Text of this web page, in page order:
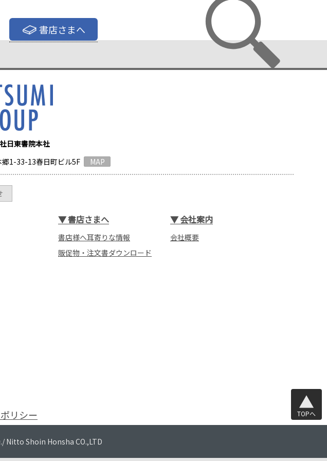
書店さまへ
日東書院本社
1-33-13春日町ビル5F
MAP
▼書店さまへ
書店様へ耳寄りな情報
販促物・注文書ダウンロード
▼会社案内
会社概要
リシー TOPへ
Nitto Shoin Honsha CO.,LTD